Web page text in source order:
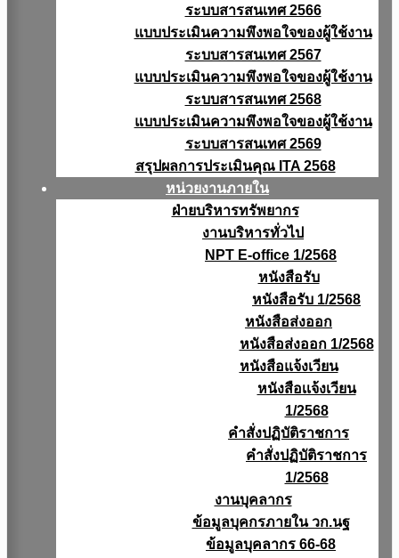
ระบบสารสนเทศ 2566
แบบประเมินความพึงพอใจของผู้ใช้งาน
ระบบสารสนเทศ 2567
แบบประเมินความพึงพอใจของผู้ใช้งาน
ระบบสารสนเทศ 2568
แบบประเมินความพึงพอใจของผู้ใช้งาน
ระบบสารสนเทศ 2569
สรุปผลการประเมินคุณ ITA 2568
หน่วยงานภายใน
ฝ่ายบริหารทรัพยากร
งานบริหารทั่วไป
NPT E-office 1/2568
หนังสือรับ
หนังสือรับ 1/2568
หนังสือส่งออก
หนังสือส่งออก 1/2568
หนังสือแจ้งเวียน
หนังสือเเจ้งเวียน
1/2568
คำสั่งปฏิบัติราชการ
คำสั่งปฏิบัติราชการ
1/2568
งานบุคลากร
ข้อมูลบุคกรภายใน วก.นฐ
ข้อมูลบุคลากร 66-68